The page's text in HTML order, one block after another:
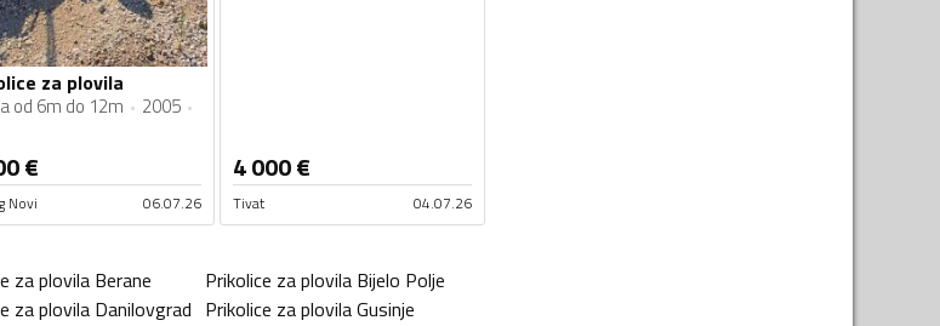
za plovila
od 6m do 12m
2005
€
Novi 06.07.26
4 000€
Tivat 04.07.26
za plovila Berane Prikolice za plovila Bijelo Polje
za plovila Danilovgrad Prikolice za plovilaGusinje